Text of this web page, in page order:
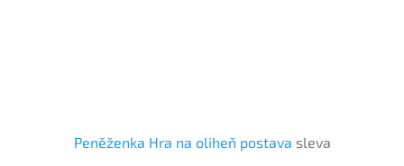
Peněženka Hra na oliheň postava sleva